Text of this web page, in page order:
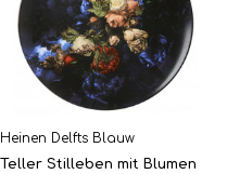
Heinen Delfts Blauw
Teller Stilleben mit Blumen